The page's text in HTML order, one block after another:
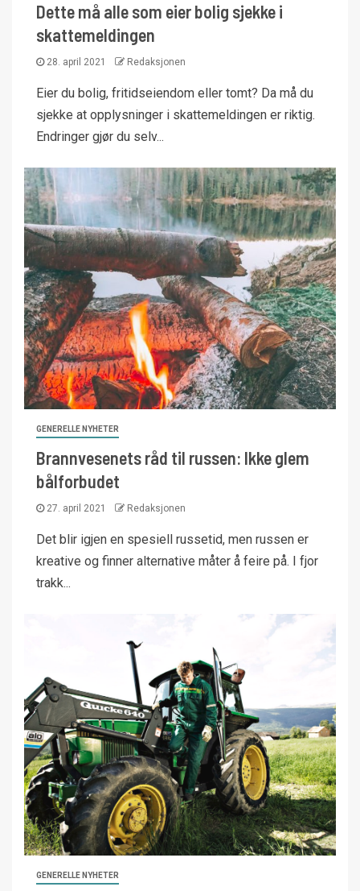
Dette må alle som eier bolig sjekke i
skattemeldingen
28. april 2021 Redaksjonen
Eier du bolig, fritidseiendom eller tomt? Da må du
sjekke at opplysninger i skattemeldingen er riktig.
Endringer gjør du selv...
GENERELLE NYHETER
Brannvesenets råd til russen: Ikke glem
bålforbudet
27. april 2021 Redaksjonen
Det blir igjen en spesiell russetid, men russen er
kreative og finner alternative måter å feire på. I fjor
trakk...
GENERELLE NYHETER